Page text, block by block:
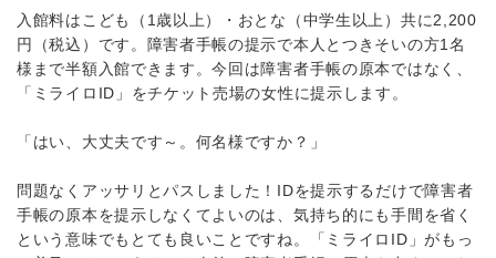
入館料はこども（1歳以上）・おとな（中学生以上）共に2,200
円（税込）です。障害者手帳の提示で本人とつきそいの方1名
様まで半額入館できます。今回は障害者手帳の原本ではなく、
「ミライロID」をチケット売場の女性に提示します。
「はい、大丈夫です～。何名様ですか？」
問題なくアッサリとパスしました！IDを提示するだけで障害者
手帳の原本を提示しなくてよいのは、気持ち的にも手間を省く
という意味でもとても良いことですね。「ミライロID」がもっ